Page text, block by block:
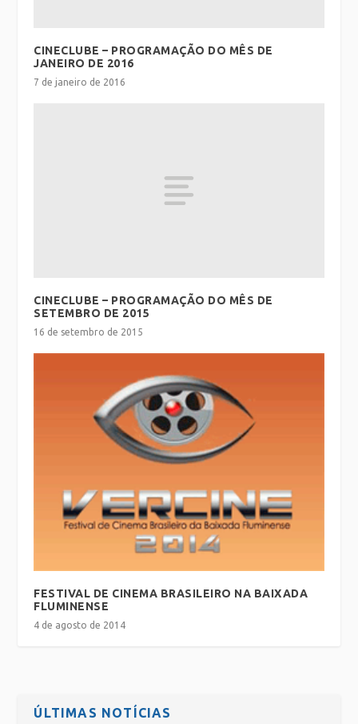
CINECLUBE – PROGRAMAÇÃO DO MÊS DE
JANEIRO DE 2016
7 de janeiro de 2016
CINECLUBE – PROGRAMAÇÃO DO MÊS DE
SETEMBRO DE 2015
16 de setembro de 2015
FESTIVAL DE CINEMA BRASILEIRO NA BAIXADA
FLUMINENSE
4 de agosto de 2014
ÚLTIMAS NOTÍCIAS